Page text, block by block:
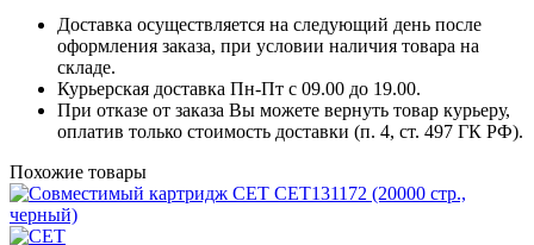
Доставка осуществляется на следующий день после
оформления заказа, при условии наличия товара на
складе.
Курьерская доставка Пн-Пт с 09.00 до 19.00.
При отказе от заказа Вы можете вернуть товар курьеру,
оплатив только стоимость доставки (п. 4, ст. 497 ГК РФ).
Похожие товары